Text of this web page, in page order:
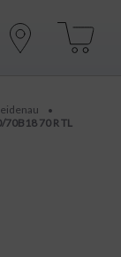
•
70 R TL